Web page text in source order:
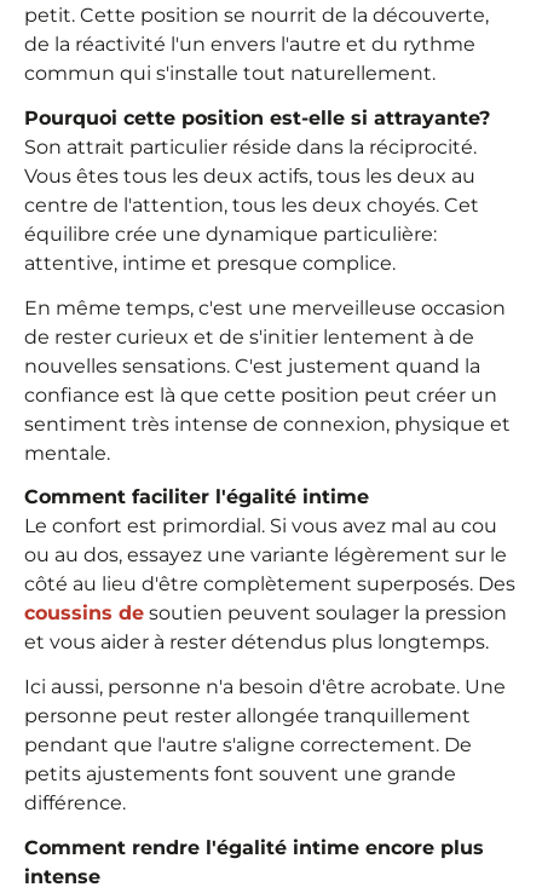
petit. Cette position se nourrit de la découverte,
de la réactivité l'un envers l'autre et du rythme
commun qui s'installe tout naturellement.
Pourquoi cette position est-elle si attrayante?
Son attrait particulier réside dans la réciprocité.
Vous êtes tous les deux actifs, tous les deux au
centre de l'attention, tous les deux choyés. Cet
équilibre crée une dynamique particulière:
attentive, intime et presque complice.
En même temps, c'est une merveilleuse occasion
de rester curieux et de s'initier lentement à de
nouvelles sensations. C'est justement quand la
confiance est là que cette position peut créer un
sentiment très intense de connexion, physique et
mentale.
Comment faciliter l'égalité intime
Le confort est primordial. Si vous avez mal au cou
ou au dos, essayez une variante légèrement sur le
côté au lieu d'être complètement superposés. Des
coussins de soutien peuvent soulager la pression
et vous aider à rester détendus plus longtemps.
Ici aussi, personne n'a besoin d'être acrobate. Une
personne peut rester allongée tranquillement
pendant que l'autre s'aligne correctement. De
petits ajustements font souvent une grande
différence.
Comment rendre l'égalité intime encore plus
intense